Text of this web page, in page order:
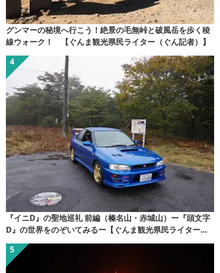
グンマーの秘境へ行こう！絶景の毛無峠と破風岳を歩く稜
線ウォーク！ 【ぐんま観光県民ライター（ぐん記者）】
『イニD』の聖地巡礼 前編（榛名山・赤城山）ー『頭文字
D』の世界をのぞいてみるー【ぐんま観光県民ライター
（ぐん記者）】